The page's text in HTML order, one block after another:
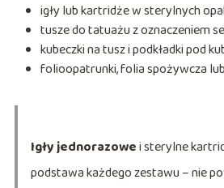
igły lub kartridże w sterylnych
tusze do tatuażu z oznaczeniem
kubeczki na tusz i podkładki pod
folioopatrunki, folia spożywcza
Igły jednorazowei sterylne
podstawa każdego zestawu – nie